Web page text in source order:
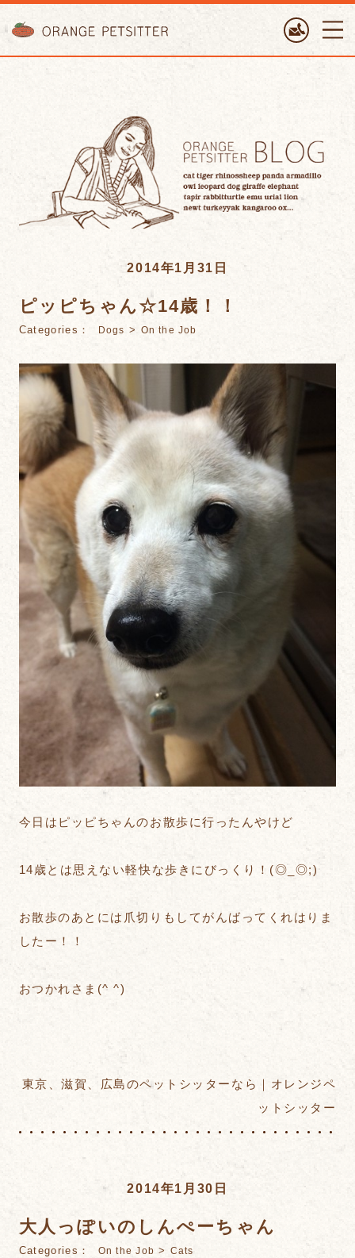
2014年1月31日
ピッピちゃん☆14歳！！
Categories： Dogs > On the Job
今日はピッピちゃんのお散歩に行ったんやけど
14歳とは思えない軽快な歩きにびっくり！(◎_◎;)
お散歩のあとには爪切りもしてがんばってくれはりま
したー！！
おつかれさま(^ ^)
東京、滋賀、広島のペットシッターなら｜オレンジペ
ットシッター
2014年1月30日
大人っぽいのしんぺーちゃん
Categories： On the Job > Cats